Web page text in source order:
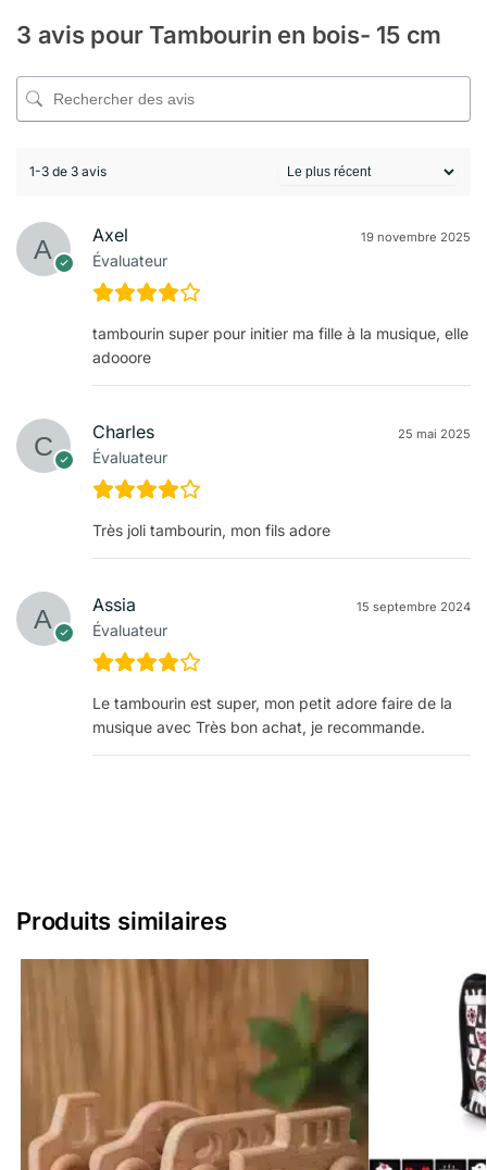
3 avis pour Tambourin en bois- 15 cm
1-3 de 3 avis
Axel
Évaluateur
19 novembre 2025
tambourin super pour initier ma fille à la musique, elle
adooore
Charles
Évaluateur
25 mai 2025
Très joli tambourin, mon fils adore
Assia
Évaluateur
15 septembre 2024
Le tambourin est super, mon petit adore faire de la
musique avec Très bon achat, je recommande.
Produits similaires